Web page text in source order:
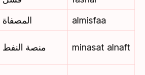
المصفاة
almisfaa
منصة النفط minasat alnaft